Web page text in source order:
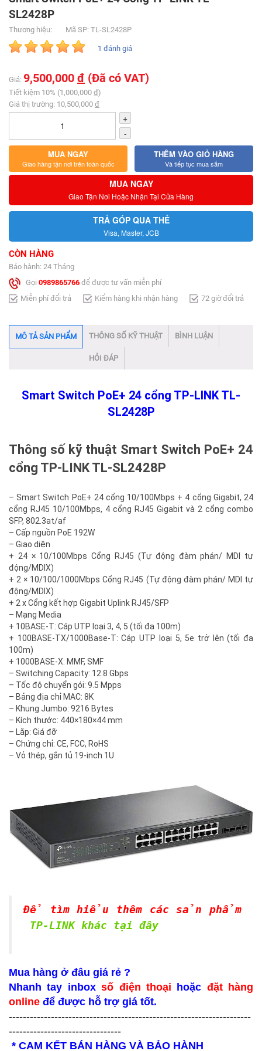
SL2428P
Thương hiệu: Mã SP: TL-SL2428P
1 đánh giá
Giá: 9,500,000 đ (Đã có VAT)
Tiết kiệm 10% (1,000,000 đ)
Giá thị trường: 10,500,000 đ
+
-
MUA NGAY
Giao hàng tận nơi trên toàn quốc
THÊM VÀO GIỎ HÀNG
Và tiếp tục mua sắm
MUA NGAY
Giao Tận Nơi Hoặc Nhận Tại Cửa Hàng
TRẢ GÓP QUA THẺ
Visa, Master, JCB
CÒN HÀNG
Bảo hành: 24 Tháng
Gọi 0989865766 để được tư vấn miễn phí
Miễn phí đổi trả
Kiểm hàng khi nhận hàng 72 giờ đổi trả
MÔ TẢ SẢN PHẨM THÔNG SỐ KỸ THUẬT BÌNH LUẬN
HỎI ĐÁP
Smart Switch PoE+ 24 cổng TP-LINK TL-
SL2428P​
Thông số kỹ thuật Smart Switch PoE+ 24
cổng TP-LINK TL-SL2428P
– Smart Switch PoE+ 24 cổng 10/100Mbps + 4 cổng Gigabit, 24
cổng RJ45 10/100Mbps, 4 cổng RJ45 Gigabit và 2 cổng combo
SFP, 802.3at/af
– Cấp nguồn PoE 192W
– Giao diện
+ 24 × 10/100Mbps Cổng RJ45 (Tự động đàm phán/ MDI tự
động/MDIX)
+ 2 × 10/100/1000Mbps Cổng RJ45 (Tự động đàm phán/ MDI tự
động/MDIX)
+ 2 x Cổng kết hợp Gigabit Uplink RJ45/SFP
– Mạng Media
+ 10BASE-T: Cáp UTP loại 3, 4, 5 (tối đa 100m)
+ 100BASE-TX/1000Base-T: Cáp UTP loại 5, 5e trở lên (tối đa
100m)
+ 1000BASE-X: MMF, SMF
– Switching Capacity: 12.8 Gbps
– Tốc độ chuyển gói: 9.5 Mpps
– Bảng địa chỉ MAC: 8K
– Khung Jumbo: 9216 Bytes
– Kích thước: 440×180×44 mm
– Lắp: Giá đỡ
– Chứng chỉ: CE, FCC, RoHS
– Vỏ thép, gắn tủ 19-inch 1U
Để tìm hiểu thêm các sản phẩm
TP-LINK khác tại đây
Mua hàng ở đâu giá rẻ ?
Nhanh tay inboxsố điện thoại hoặc đặt hàng
online để được hỗ trợ giá tốt.
---------------------------------------------------------------------
--------------------------------
* CAM KẾT BÁN HÀNG VÀ BẢO HÀNH